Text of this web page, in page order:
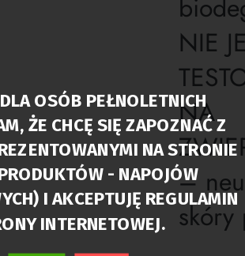
NIE
NA
–
skóry
OSÓB PEŁNOLETNICH
ŻE CHCĘ SIĘ ZAPOZNAĆ Z
NA STRONIE
- NAPOJÓW
I AKCEPTUJĘ REGULAMIN
INTERNETOWEJ.